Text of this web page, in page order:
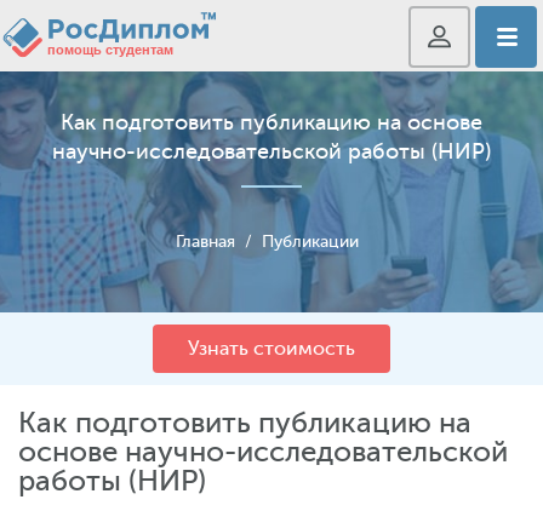
Как подготовить публикацию на основе
научно-исследовательской работы (НИР)
Главная / Публикации
Узнать стоимость
Как подготовить публикацию на
основе научно-исследовательской
работы (НИР)